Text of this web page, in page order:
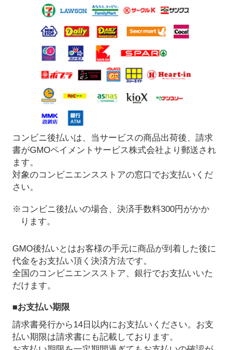
コンビニ後払いは、当サービスの商品出荷後、請求
書がGMOペイメントサービス株式会社より郵送され
ます。
対象のコンビニエンスストアの窓口でお支払いくだ
さい。
※コンビニ後払いの場合、決済手数料300円がかか
ります。
GMO後払いとはお客様の手元に商品が到着した後に
代金をお支払い頂く決済方法です。
全国のコンビニエンスストア、銀行でお支払いいた
だけます。
■お支払い期限
請求書発行から14日以内にお支払いください。お支
払い期限は請求書にも記載しております。